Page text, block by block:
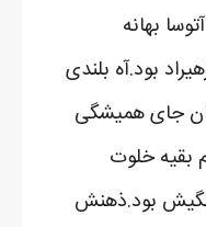
بهانه
بود.آه بلندی
جای همیشگی
بقیه خلوت
بود.ذهنش